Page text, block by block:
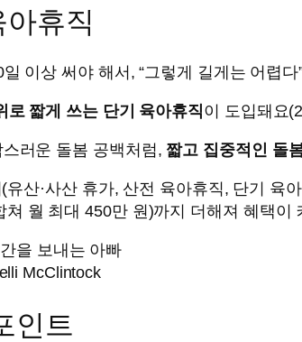
휴직
이상 써야 해서, “그렇게 길게는 어렵
로 짧게 쓰는 단기 육아휴직이 도입돼요
러운 돌봄 공백처럼, 짧고 집중적인 돌
유산·사산 휴가, 산전 육아휴직, 단기 육
쳐 월 최대 450만 원)까지 더해져 혜택이
McClintock
인트